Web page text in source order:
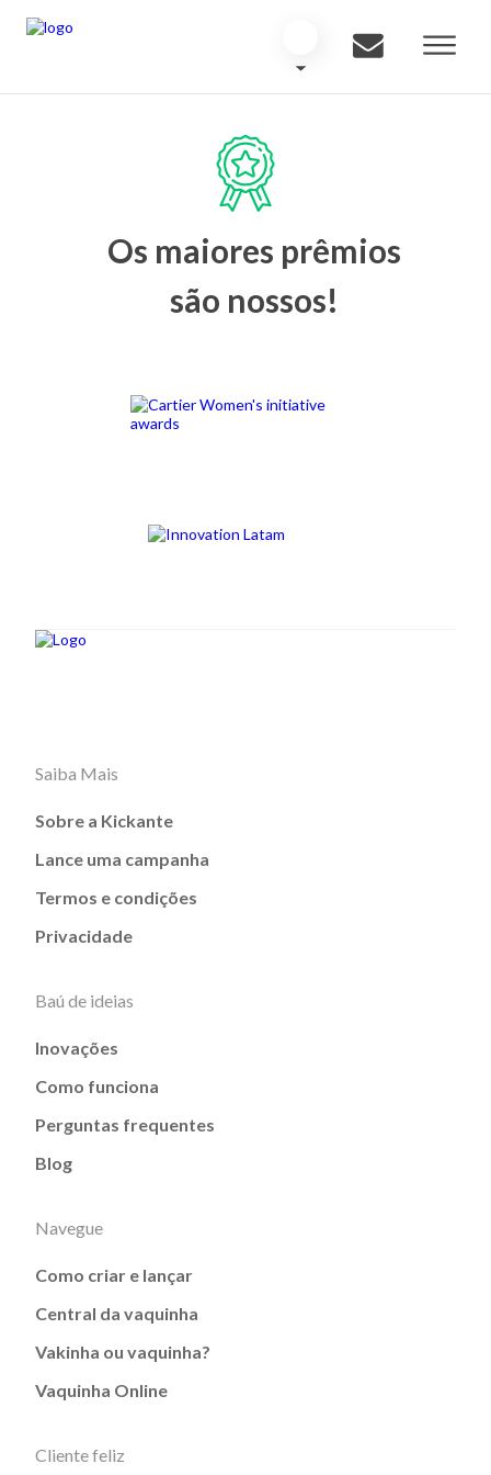
Os maiores prêmios
são nossos!
Saiba Mais
Sobre a Kickante
Lance uma campanha
Termos e condições
Privacidade
Baú de ideias
Inovações
Como funciona
Perguntas frequentes
Blog
Navegue
Como criar e lançar
Central da vaquinha
Vakinha ou vaquinha?
Vaquinha Online
Cliente feliz